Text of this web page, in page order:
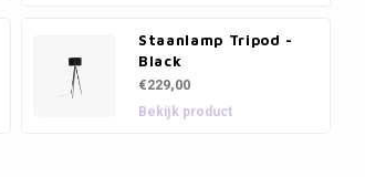
Staanlamp Tripod -
Black
€229,00
Bekijk product